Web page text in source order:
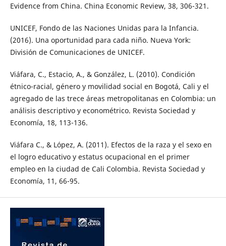
Evidence from China. China Economic Review, 38, 306-321.
UNICEF, Fondo de las Naciones Unidas para la Infancia.
(2016). Una oportunidad para cada niño. Nueva York:
División de Comunicaciones de UNICEF.
Viáfara, C., Estacio, A., & González, L. (2010). Condición
étnico-racial, género y movilidad social en Bogotá, Cali y el
agregado de las trece áreas metropolitanas en Colombia: un
análisis descriptivo y econométrico. Revista Sociedad y
Economía, 18, 113-136.
Viáfara C., & López, A. (2011). Efectos de la raza y el sexo en
el logro educativo y estatus ocupacional en el primer
empleo en la ciudad de Cali Colombia. Revista Sociedad y
Economía, 11, 66-95.